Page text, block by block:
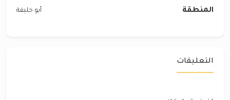
المنطقة أبو حليفة
التعليقات